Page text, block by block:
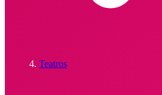
Teatros